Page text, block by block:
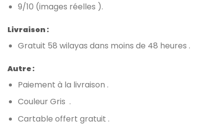
9/10 (images réelles ).
Livraison :
Gratuit 58 wilayas dans moins de 48 heures .
Autre :
Paiement à la livraison .
Couleur Gris .
Cartable offert gratuit .